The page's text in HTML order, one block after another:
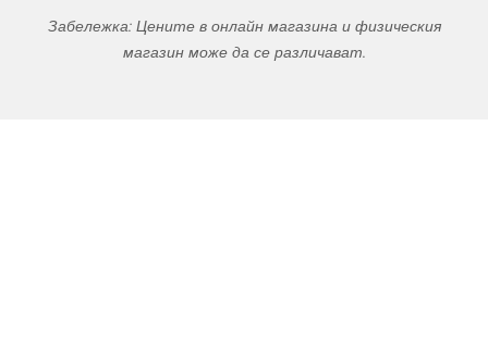
Забележка: Цените в онлайн магазина и физическия
магазин може да се различават.